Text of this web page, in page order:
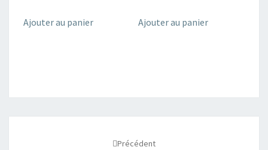
Ajouter au panier Ajouter au panier
Précédent